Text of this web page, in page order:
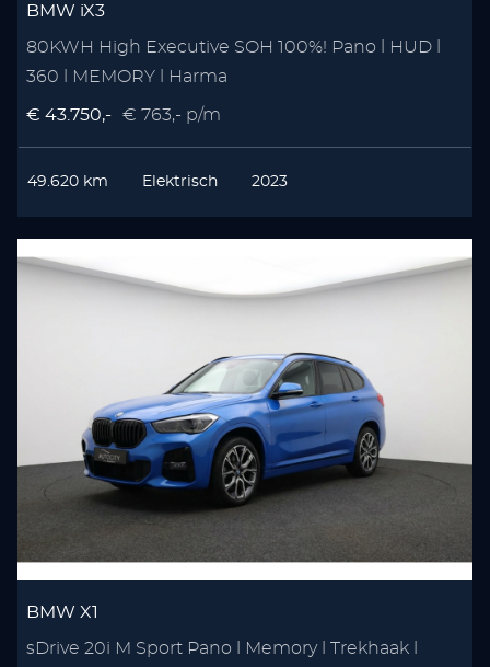
BMW iX3
80KWH High Executive SOH 100%! Pano l HUD l
360 l MEMORY l Harma
€ 43.750,- € 763,- p/m
49.620 km Elektrisch 2023
BMW X1
sDrive 20i M Sport Pano l Memory l Trekhaak l